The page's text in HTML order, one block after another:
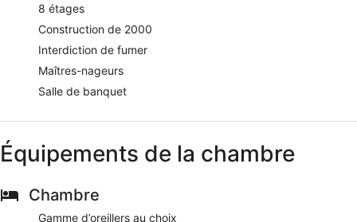
8 étages
Construction de 2000
Interdiction de fumer
Maîtres-nageurs
Salle de banquet
Équipements de la chambre
Chambre
Gamme d’oreillers au choix